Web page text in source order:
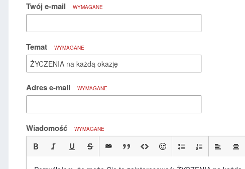
Twój e-mail WYMAGANE
Temat WYMAGANE
Adres e-mail WYMAGANE
Wiadomość WYMAGANE